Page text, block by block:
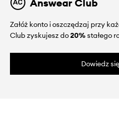
Answear Club
Załóż konto i oszczędzaj przy
Club zyskujesz do20%stałego
Dowiedz